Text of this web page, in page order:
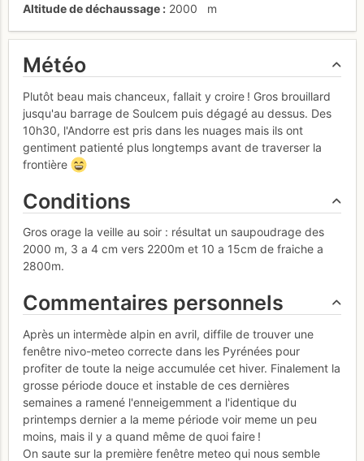
Altitude de déchaussage
2000 m
Météo
Plutôt beau mais chanceux, fallait y croire ! Gros brouillard
jusqu'au barrage de Soulcem puis dégagé au dessus. Des
10h30, l'Andorre est pris dans les nuages mais ils ont
gentiment patienté plus longtemps avant de traverser la
frontière
Conditions
Gros orage la veille au soir : résultat un saupoudrage des
2000 m, 3 a 4 cm vers 2200m et 10 a 15cm de fraiche a
2800m.
Commentaires personnels
Après un intermède alpin en avril, diffile de trouver une
fenêtre nivo-meteo correcte dans les Pyrénées pour
profiter de toute la neige accumulée cet hiver. Finalement la
grosse période douce et instable de ces dernières
semaines a ramené l'enneigemment a l'identique du
printemps dernier a la meme période voir meme un peu
moins, mais il y a quand même de quoi faire !
On saute sur la première fenêtre meteo qui nous semble